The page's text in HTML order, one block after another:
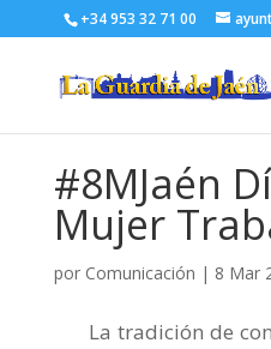
+34 953 32 71 00
#8MJaén
Mujer
por Comunicación | 8 Mar
La tradición de